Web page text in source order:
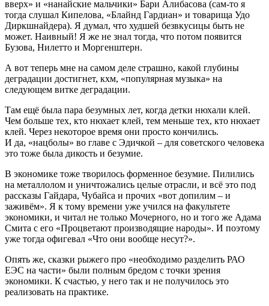
вверх» и «нанайские мальчики» Бари Алибасова (сам-то я
тогда слушал Кипелова, «Блайнд Гардиан» и товарища Удо
Диркшнайдера). Я думал, что худшей безвкусицы быть не
может. Наивный! Я же не знал тогда, что потом появится
Бузова, Нилетто и Моргенштерн.
А вот теперь мне на самом деле страшно, какой глубины
деградации достигнет, кхм, «популярная музыка» на
следующем витке деградации.
Там ещё была пара безумных лет, когда детки нюхали клей.
Чем больше тех, кто нюхает клей, тем меньше тех, кто нюхает
клей. Через некоторое время они просто кончились.
И да, «нацболы» во главе с Эдичкой – для советского человека
это тоже была дикость и безумие.
В экономике тоже творилось форменное безумие. Пилились
на металлолом и уничтожались целые отрасли, и всё это под
рассказы Гайдара, Чубайса и прочих «вот допилим – и
заживём». Я к тому времени уже учился на факультете
экономики, и читал не только Мочерного, но и того же Адама
Смита с его «Процветают производящие народы». И поэтому
уже тогда офигевал «Что они вообще несут?».
Опять же, сказки рыжего про «необходимо разделить РАО
ЕЭС на части» были полным бредом с точки зрения
экономики. К счастью, у него так и не получилось это
реализовать на практике.